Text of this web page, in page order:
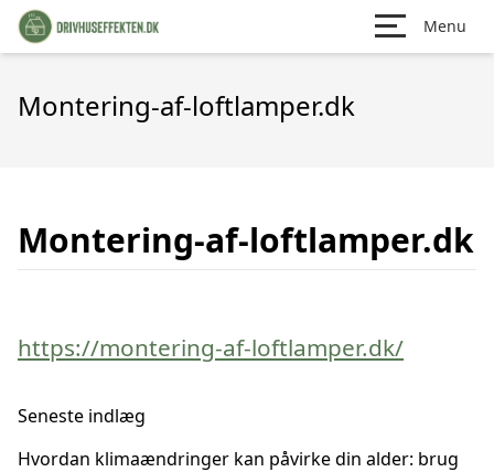
Menu
Montering-af-loftlamper.dk
Montering-af-loftlamper.dk
https://montering-af-loftlamper.dk/
Seneste indlæg
Hvordan klimaændringer kan påvirke din alder: brug